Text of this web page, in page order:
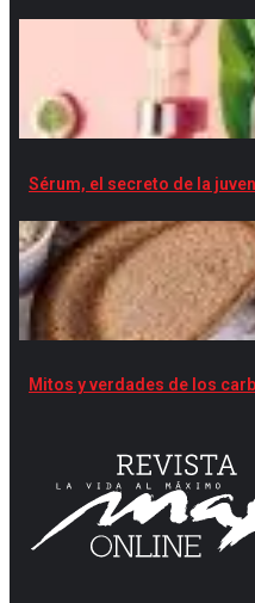
Sérum, el secreto de la
Mitos y verdades de los